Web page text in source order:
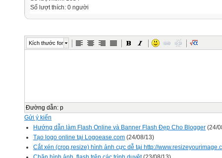
Số lượt thích: 0 người
Kích thước font
Đường dẫn: p
Gửi ý kiến
Hướng dẫn làm Flash Online và Banner Flash Đẹp Cho Blogger (24/
Tạo logo online tại Logoease.com (24/08/13)
Cắt xén (crop,resize) hình ảnh cực dễ tại http://